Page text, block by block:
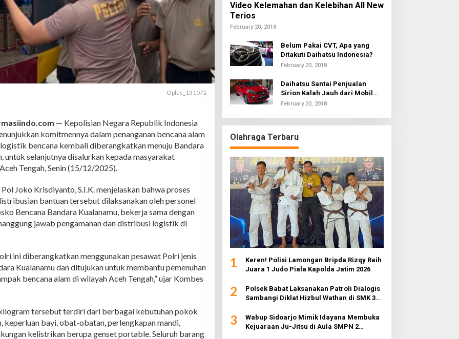
Oplus_131072
— Kepolisian Negara Republik Indonesia
komitmennya dalam penanganan bencana alam
bencana kembali diberangkatkan menuju Bandara
untuk selanjutnya disalurkan kepada masyarakat
Tengah, Senin (15/12/2025).
Joko Krisdiyanto, S.I.K. menjelaskan bahwa proses
bantuan tersebut dilaksanakan oleh personel
Bencana Bandara Kualanamu, bekerja sama dengan
jawab pengamanan dan distribusi logistik di
ini diberangkatkan menggunakan pesawat Polri jenis
Kualanamu dan ditujukan untuk membantu pemenuhan
bencana alam di wilayah Aceh Tengah,” ujar Kombes
tersebut terdiri dari berbagai kebutuhan pokok
keperluan bayi, obat-obatan, perlengkapan mandi,
kelistrikan berupa genset portable. Seluruh barang
Video Kelemahan dan Kelebihan All New
Terios
February 20, 2018
Belum Pakai CVT, Apa yang
Ditakuti Daihatsu Indonesia?
February 20, 2018
Daihatsu Santai Penjualan
Sirion Kalah Jauh dari Mobil
LCGC
February 20, 2018
Olahraga Terbaru
1
Keren! Polisi Lamongan Bripda Rizqy Raih
Juara 1 Judo Piala Kapolda Jatim 2026
2
Polsek Babat Laksanakan Patroli Dialogis
Sambangi Diklat Hizbul Wathan di SMK 3
3
Wabup Sidoarjo Mimik Idayana Membuka
Kejuaraan Ju-Jitsu di Aula SMPN 2